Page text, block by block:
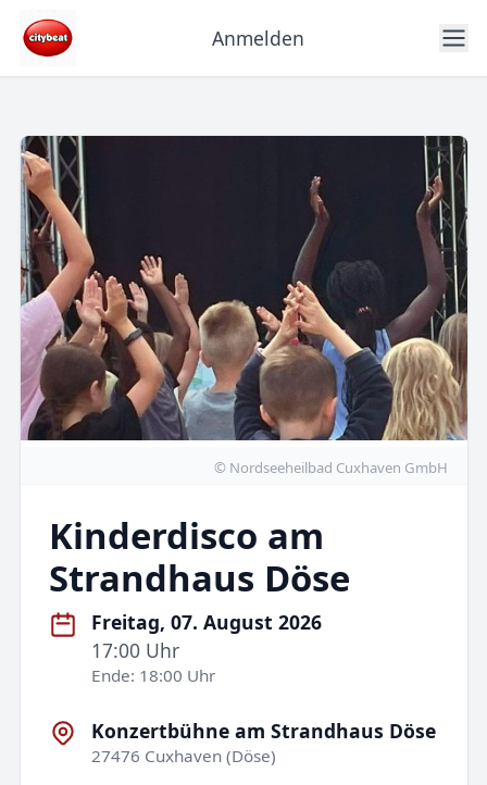
Anmelden
© Nordseeheilbad Cuxhaven GmbH
Kinderdisco am
Strandhaus Döse
Freitag, 07. August 2026
17:00 Uhr
Ende: 18:00 Uhr
Konzertbühne am Strandhaus Döse
27476 Cuxhaven (Döse)